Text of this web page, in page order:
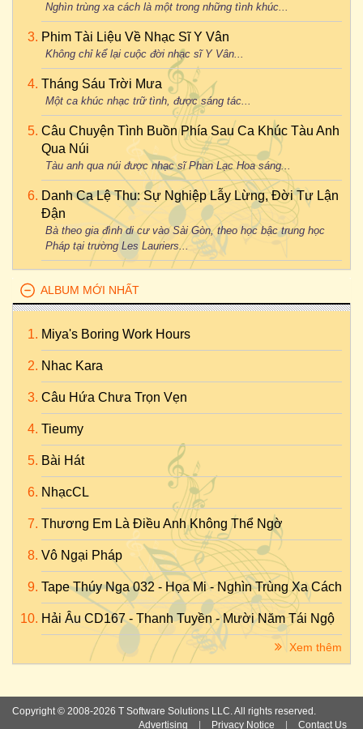
Nghìn trùng xa cách là một trong những tình khúc...
Phim Tài Liệu Về Nhạc Sĩ Y Vân
Không chỉ kể lại cuộc đời nhạc sĩ Y Vân...
Tháng Sáu Trời Mưa
Một ca khúc nhạc trữ tình, được sáng tác...
Câu Chuyện Tình Buồn Phía Sau Ca Khúc Tàu Anh
Qua Núi
Tàu anh qua núi được nhạc sĩ Phan Lạc Hoa sáng...
Danh Ca Lệ Thu: Sự Nghiệp Lẫy Lừng, Đời Tư Lận
Đận
Bà theo gia đình di cư vào Sài Gòn, theo học bậc trung học
Pháp tại trường Les Lauriers...
ALBUM MỚI NHẤT
Miya's Boring Work Hours
Nhac Kara
Câu Hứa Chưa Trọn Vẹn
Tieumy
Bài Hát
NhạcCL
Thương Em Là Điều Anh Không Thể Ngờ
Vô Ngại Pháp
Tape Thúy Nga 032 - Họa Mi - Nghìn Trùng Xa Cách
Hải Âu CD167 - Thanh Tuyền - Mười Năm Tái Ngộ
Xem thêm
Copyright © 2008-2026 T Software Solutions LLC. All rights reserved.
Advertising
Privacy Notice Contact Us